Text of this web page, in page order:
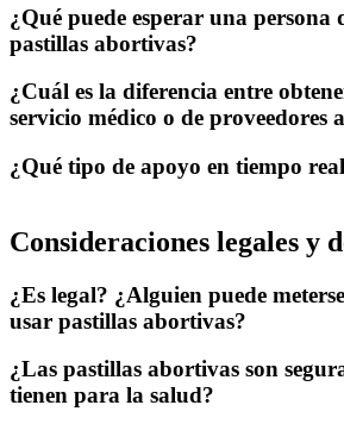
¿Qué puede esperar una persona
pastillas abortivas?
¿Cuál es la diferencia entre
servicio médico o de proveedores
¿Qué tipo de apoyo en tiempo
Consideraciones legales y
¿Es legal? ¿Alguien puede
usar pastillas abortivas?
¿Las pastillas abortivas son
tienen para la salud?